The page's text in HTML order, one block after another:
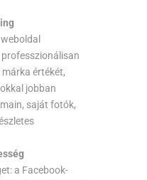
értékét,
jobban
saját fotók,
a Facebook-